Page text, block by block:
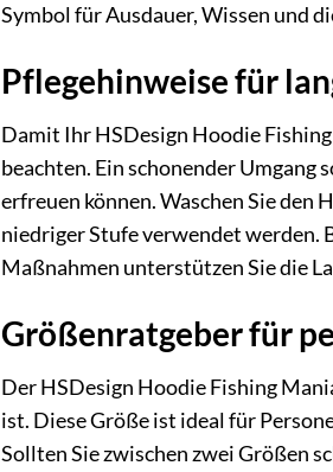
Symbol für Ausdauer, Wissen und
Pflegehinweise für
Damit Ihr HSDesign Hoodie
beachten. Ein schonender
erfreuen können. Waschen Sie den
niedriger Stufe verwendet werden.
Maßnahmen unterstützen Sie die
Größenratgeber für
Der HSDesign Hoodie Fishing
ist. Diese Größe ist ideal für
Sollten Sie zwischen zwei Größen